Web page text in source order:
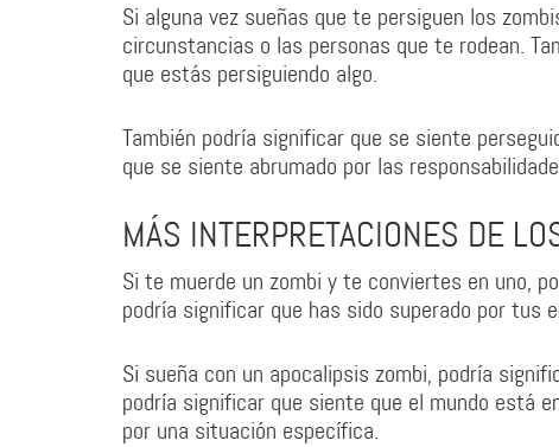
Si alguna vez sueñas que te persiguen los
circunstancias o las personas que te rodean.
que estás persiguiendo algo.
También podría significar que se siente
que se siente abrumado por las
MÁS INTERPRETACIONES DE
Si te muerde un zombi y te conviertes en uno,
podría significar que has sido superado por tus
Si sueña con un apocalipsis zombi, podría
podría significar que siente que el mundo está
por una situación específica.